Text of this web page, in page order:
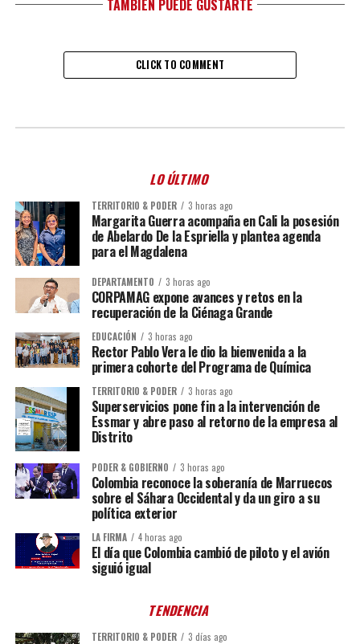
TAMBIÉN PUEDE GUSTARTE
CLICK TO COMMENT
LO ÚLTIMO
TERRITORIO & PODER 3 horas ago
Margarita Guerra acompaña en Cali la posesión
de Abelardo De la Espriella y plantea agenda
para el Magdalena
DEPARTAMENTO 3 horas ago
CORPAMAG expone avances y retos en la
recuperación de la Ciénaga Grande
EDUCACIÓN 3 horas ago
Rector Pablo Vera le dio la bienvenida a la
primera cohorte del Programa de Química
TERRITORIO & PODER 3 horas ago
Superservicios pone fin a la intervención de
Essmar y abre paso al retorno de la empresa al
Distrito
PODER & GOBIERNO 3 horas ago
Colombia reconoce la soberanía de Marruecos
sobre el Sáhara Occidental y da un giro a su
política exterior
LA FIRMA 4 horas ago
El día que Colombia cambió de piloto y el avión
siguió igual
TENDENCIA
TERRITORIO & PODER 3 días ago